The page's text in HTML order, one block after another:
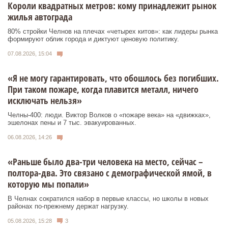
Короли квадратных метров: кому принадлежит рынок
жилья автограда
80% стройки Челнов на плечах «четырех китов»: как лидеры рынка
формируют облик города и диктуют ценовую политику.
07.08.2026, 15:04
«Я не могу гарантировать, что обошлось без погибших.
При таком пожаре, когда плавится металл, ничего
исключать нельзя»
Челны-400: люди. Виктор Волков о «пожаре века» на «движках»,
эшелонах пены и 7 тыс. эвакуированных.
06.08.2026, 14:26
«Раньше было два-три человека на место, сейчас –
полтора-два. Это связано с демографической ямой, в
которую мы попали»
В Челнах сократился набор в первые классы, но школы в новых
районах по-прежнему держат нагрузку.
05.08.2026, 15:28 3